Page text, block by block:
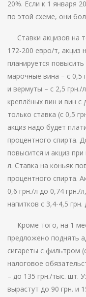
20%. Если к 1 января
по этой схеме, они
Ставки акцизов на
172-200 евро/т, акциз
планируется
марочные вина – с 0,5
и вермуты – с 2,5 грн./
креплёных вин и вин
только ставка (с 0,5
акциз надо будет
процентного спирта.
повысится и акциз
л. Ставка на коньяк
процентного спирта.
0,6 грн./л до 0,74 грн./
напитков с 3,4-4,5
Кроме того, на 1
предложено поднять
сигареты с фильтром
налоговое
– до 135 грн./тыс. шт.
вырастут до 90 грн. и